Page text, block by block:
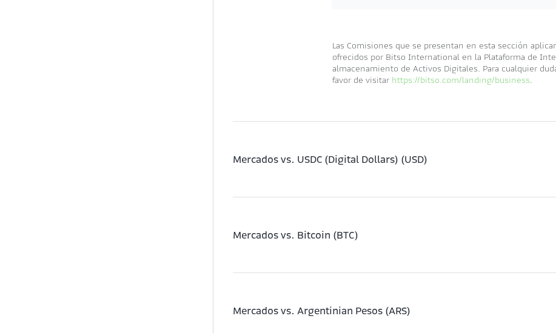
Las Comisiones que se presentan en esta sección
ofrecidos por Bitso International en la Plataforma de
almacenamiento de Activos Digitales. Para cualquier
favor de visitar https://bitso.com/landing/business
Mercados vs. USDC (Digital Dollars) (USD)
Mercados vs. Bitcoin (BTC)
Mercados vs. Argentinian Pesos (ARS)